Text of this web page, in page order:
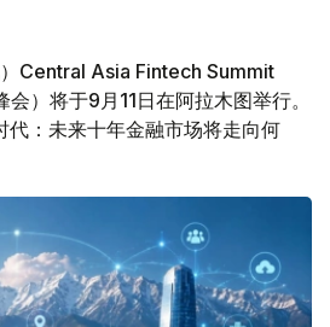
）Central Asia Fintech Summit
）将于9月11日在阿拉木图举行。
代：未来十年金融市场将走向何